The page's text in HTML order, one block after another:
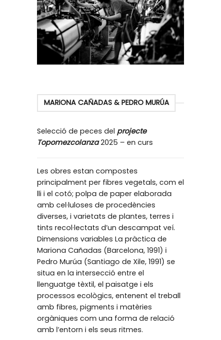
MARIONA CAÑADAS & PEDRO MURÚA
Selecció de peces del projecte
Topomezcolanza2025 – en curs
Les obres estan compostes
principalment per fibres vegetals, com el
lli i el cotó; polpa de paper elaborada
amb cel·luloses de procedències
diverses, i varietats de plantes, terres i
tints recol·lectats d’un descampat veí.
Dimensions variables La pràctica de
Mariona Cañadas (Barcelona, 1991) i
Pedro Murúa (Santiago de Xile, 1991) se
situa en la intersecció entre el
llenguatge tèxtil, el paisatge i els
processos ecològics, entenent el treball
amb fibres, pigments i matèries
orgàniques com una forma de relació
amb l’entorn i els seus ritmes.